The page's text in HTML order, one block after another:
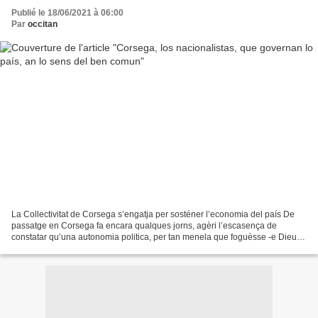
Publié le 18/06/2021 à 06:00
Par occitan
La Collectivitat de Corsega s’engatja per sosténer l’economia del país De
passatge en Corsega fa encara qualques jorns, agèri l’escasença de
constatar qu’una autonomia politica, per tan menela que foguèsse -e Dieu